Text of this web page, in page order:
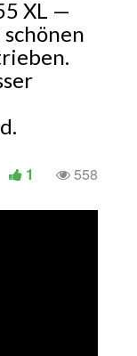
XL —
558
1